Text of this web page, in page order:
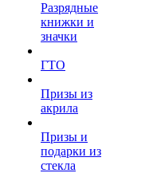
Разрядные
книжки и
значки
ГТО
Призы из
акрила
Призы и
подарки из
стекла